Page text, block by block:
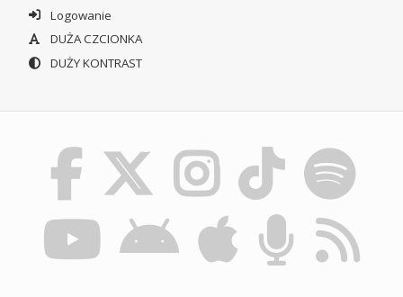
Logowanie
DUŻA CZCIONKA
DUŻY KONTRAST